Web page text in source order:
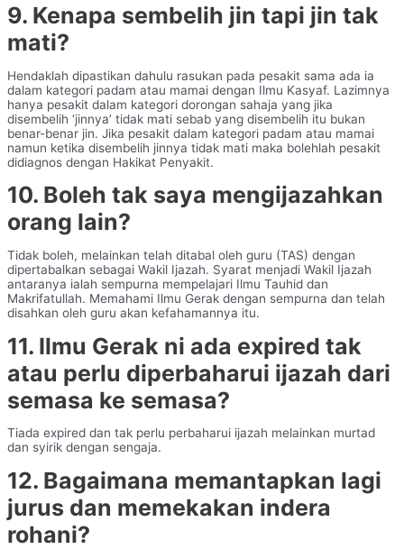
9. Kenapa sembelih jin tapi jin tak
mati?
Hendaklah dipastikan dahulu rasukan pada pesakit sama ada ia
dalam kategori padam atau mamai dengan Ilmu Kasyaf. Lazimnya
hanya pesakit dalam kategori dorongan sahaja yang jika
disembelih ‘jinnya’ tidak mati sebab yang disembelih itu bukan
benar-benar jin. Jika pesakit dalam kategori padam atau mamai
namun ketika disembelih jinnya tidak mati maka bolehlah pesakit
didiagnos dengan Hakikat Penyakit.
10. Boleh tak saya mengijazahkan
orang lain?
Tidak boleh, melainkan telah ditabal oleh guru (TAS) dengan
dipertabalkan sebagai Wakil Ijazah. Syarat menjadi Wakil Ijazah
antaranya ialah sempurna mempelajari Ilmu Tauhid dan
Makrifatullah. Memahami Ilmu Gerak dengan sempurna dan telah
disahkan oleh guru akan kefahamannya itu.
11. Ilmu Gerak ni ada expired tak
atau perlu diperbaharui ijazah dari
semasa ke semasa?
Tiada expired dan tak perlu perbaharui ijazah melainkan murtad
dan syirik dengan sengaja.
12. Bagaimana memantapkan lagi
jurus dan memekakan indera
rohani?